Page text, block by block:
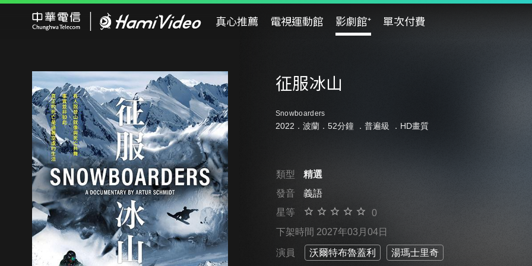
真心推薦 電視運動館 影劇館⁺ 單次付費
征服冰山
Snowboarders
2022．波蘭．52分鐘 ． 普遍級 ．HD畫質
類型
精選
發音
義語
星等
0
下架時間 2027年03月04日
演員 沃爾特布魯蓋利 湯瑪士里奇